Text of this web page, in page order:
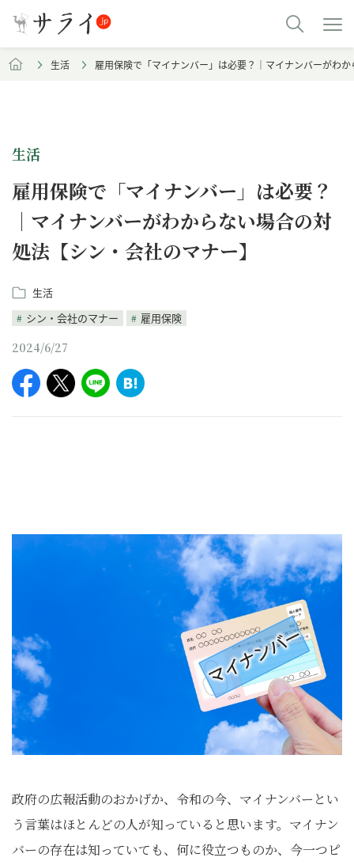
生活 雇用保険で「マイナンバー」は必要？｜マイナンバーがわ
生活
雇用保険で「マイナンバー」は必要？
｜マイナンバーがわからない場合の対
処法【シン・会社のマナー】
生活
シン・会社のマナー
雇用保険
2024/6/27
政府の広報活動のおかげか、令和の今、マイナンバーとい
う言葉はほとんどの人が知っていると思います。マイナン
バーの存在は知っていても、何に役立つものか、今一つピ